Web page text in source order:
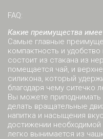
FAQ:
Какие преимущества
Самые главные
компактность и
состоит из стакана из
помещается чай, и
силикона, который
благодаря чему ситечко
Вы можете приподнимать
делать вращательные
напитка и насыщения
достижении необходимой
легко вынимается из